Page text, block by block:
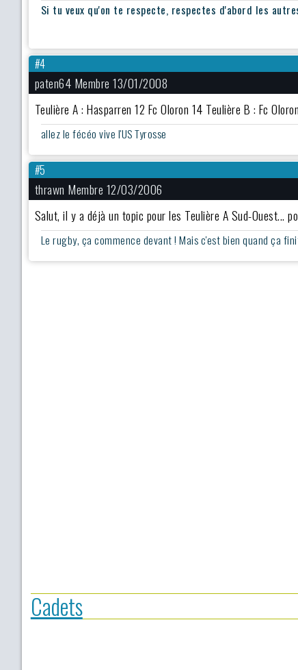
Si tu veux qu'on te respecte, respectes d'abord les
#4
paten64 Membre 13/01/2008
Teulière A : Hasparren 12 Fc Oloron 14 Teulière B : Fc
allez le fécéo vive l'US Tyrosse
#5
thrawn Membre 12/03/2006
Salut, il y a déjà un topic pour les Teulière A Sud-Ouest...
Le rugby, ça commence devant ! Mais c'est bien quand ça
Cadets